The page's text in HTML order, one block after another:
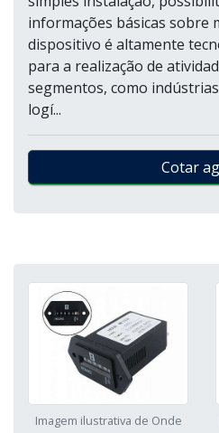
informações básicas sobre
dispositivo é altamente
para a realização de
segmentos, como
logí...
Cotar
Imagem ilustrativa de Onde